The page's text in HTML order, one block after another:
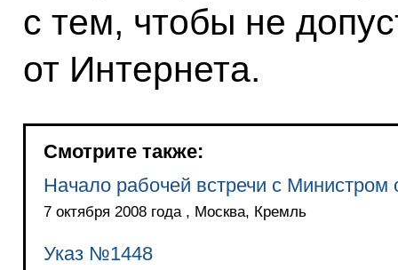
с тем, чтобы не
от Интернета.
Смотрите также:
Начало рабочей встречи с
7 октября 2008 года , Москва, Кремль
Указ №1448